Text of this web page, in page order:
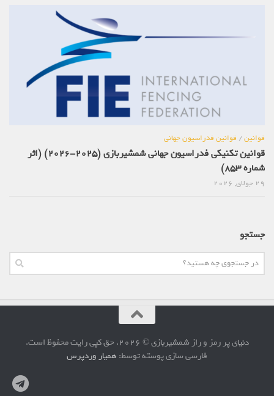
قوانین/قوانین فدراسیون جهانی
قوانین تکنیکی فدراسیون جهانی شمشیربازی (2025-2026) (اثر
شماره 853)
جستجو
دنیای پر رمز و راز شمشیربازی © 2026. حق کپی رایت محفوظ است.
فارسی سازی پوسته توسط:همیار وردپرس